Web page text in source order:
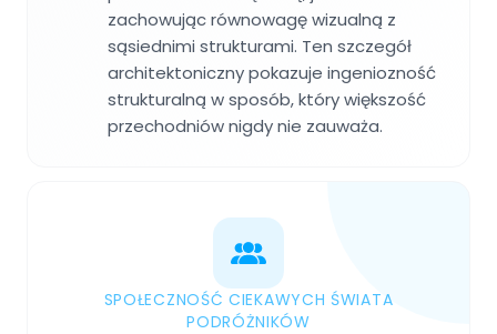
zachowując równowagę wizualną z
sąsiednimi strukturami. Ten szczegół
architektoniczny pokazuje ingeniozność
strukturalną w sposób, który większość
przechodniów nigdy nie zauważa.
SPOŁECZNOŚĆ CIEKAWYCH ŚWIATA
PODRÓŻNIKÓW